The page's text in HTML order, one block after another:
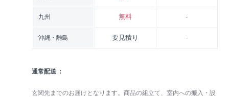
九州 無料 -
沖縄・離島 要見積り -
通常配送
玄関先までのお届けとなります。商品の組立て、室内への搬入・設